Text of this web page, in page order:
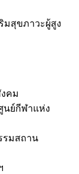
มสุขภาวะผู้สูง
คม
นย์กีฬาแห่ง
รมสถาน